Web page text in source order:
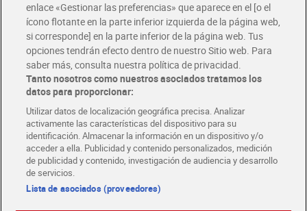
Folletos y Tiendas
Descubre las mejores ofertas y busca tu tienda más cercana
Tarjeta MaX Dia
Te devuelve hasta 8€/mes de tus compras.
¡Solicita tu tarjeta de crédito aquí!
COMER MEJOR CADA DIA
COLABORA CON DIA ABRE TU TIENDA DIA CORPORATE
enlace «Gestionar las preferencias» que aparece en el [o el
ícono flotante en la parte inferior izquierda de la página web,
si corresponde] en la parte inferior de la página web. Tus
opciones tendrán efecto dentro de nuestro Sitio web. Para
saber más, consulta nuestra política de privacidad.
Tanto nosotros como nuestros asociados tratamos los
datos para proporcionar:
Utilizar datos de localización geográfica precisa. Analizar
activamente las características del dispositivo para su
identificación. Almacenar la información en un dispositivo y/o
acceder a ella. Publicidad y contenido personalizados, medición
de publicidad y contenido, investigación de audiencia y desarrollo
de servicios.
Lista de asociados (proveedores)